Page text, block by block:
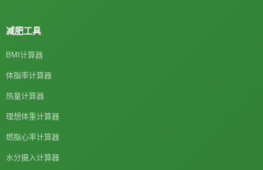
减肥工具
BMI计算器
体脂率计算器
热量计算器
理想体重计算器
燃脂心率计算器
水分摄入计算器